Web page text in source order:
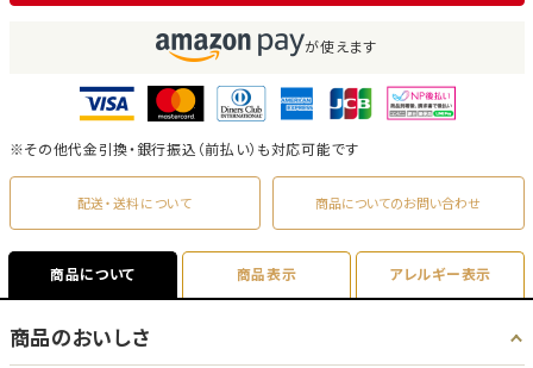
が使えます
※その他代金引換・銀行振込（前払い）も対応可能です
配送・送料について 商品についてのお問い合わせ
商品について 商品表示 アレルギー表示
商品のおいしさ